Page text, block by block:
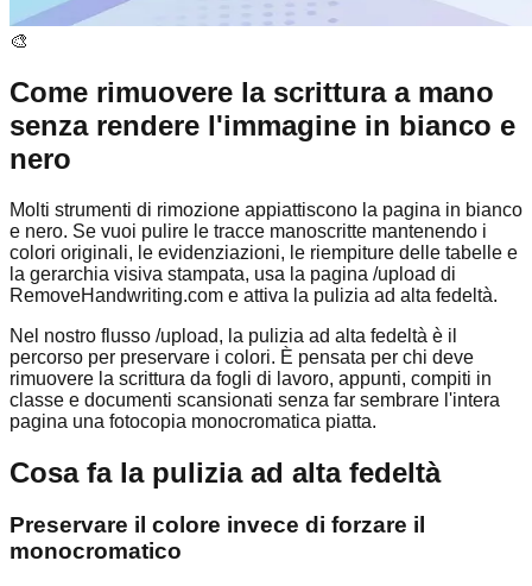
🎨
Come rimuovere la scrittura a mano
senza rendere l'immagine in bianco e
nero
Molti strumenti di rimozione appiattiscono la pagina in bianco
e nero. Se vuoi pulire le tracce manoscritte mantenendo i
colori originali, le evidenziazioni, le riempiture delle tabelle e
la gerarchia visiva stampata, usa la pagina /upload di
RemoveHandwriting.com e attiva la pulizia ad alta fedeltà.
Nel nostro flusso /upload, la pulizia ad alta fedeltà è il
percorso per preservare i colori. È pensata per chi deve
rimuovere la scrittura da fogli di lavoro, appunti, compiti in
classe e documenti scansionati senza far sembrare l'intera
pagina una fotocopia monocromatica piatta.
Cosa fa la pulizia ad alta fedeltà
Preservare il colore invece di forzare il
monocromatico